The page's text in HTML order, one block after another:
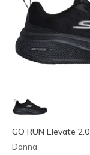
GO RUN Elevate 2.0
Donna